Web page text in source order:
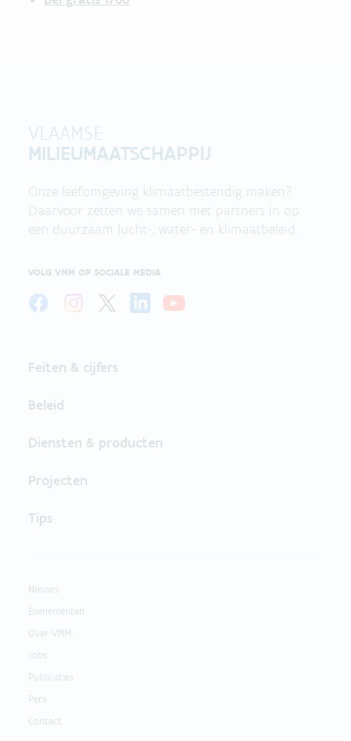
VLAAMSE
MILIEUMAATSCHAPPIJ
Onze leefomgeving klimaatbestendig maken?
Daarvoor zetten we samen met partners in op
een duurzaam lucht-, water- en klimaatbeleid.
VOLG VMM OP SOCIALE MEDIA
Feiten & cijfers
Beleid
Diensten & producten
Projecten
Tips
Nieuws
Evenementen
Over VMM
Jobs
Publicaties
Pers
Contact